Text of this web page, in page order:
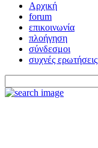
Αρχική
forum
επικοινωνία
πλοήγηση
σύνδεσμοι
συχνές ερωτήσεις